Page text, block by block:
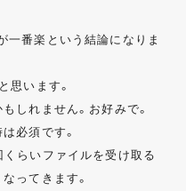
一番楽という結論になりま
思います。
しれません。お好みで。
必須です。
らいファイルを受け取る
ってきます。